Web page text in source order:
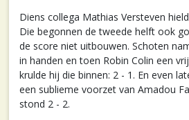
Diens collega Mathias Versteven
Die begonnen de tweede helft ook
de score niet uitbouwen. Schoten
in handen en toen Robin Colin een
krulde hij die binnen: 2 - 1. En even
een sublieme voorzet van Amadou
stond 2 - 2.